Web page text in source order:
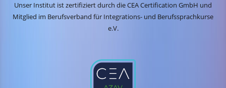
Unser Institut ist zertifiziert durch die CEA Certification GmbH und
Mitglied im Berufsverband für Integrations- und Berufssprachkurse
e.V.